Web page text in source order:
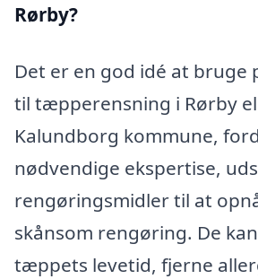
Rørby?
Det er en god idé at bruge
til tæpperensning i Rørby
Kalundborg kommune,
nødvendige ekspertise,
rengøringsmidler til at
skånsom rengøring. De
tæppets levetid, fjerne